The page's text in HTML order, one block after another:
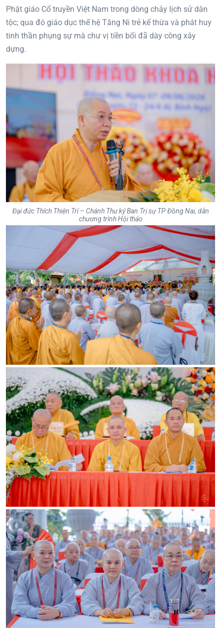
Phật giáo Cổ truyền Việt Nam trong dòng chảy lịch sử dân
tộc; qua đó giáo dục thế hệ Tăng Ni trẻ kế thừa và phát huy
tinh thần phụng sự mà chư vị tiền bối đã dày công xây
dựng.
Đại đức Thích Thiện Trí – Chánh Thư ký Ban Trị sự TP Đồng Nai, dẫn
chương trình Hội thảo